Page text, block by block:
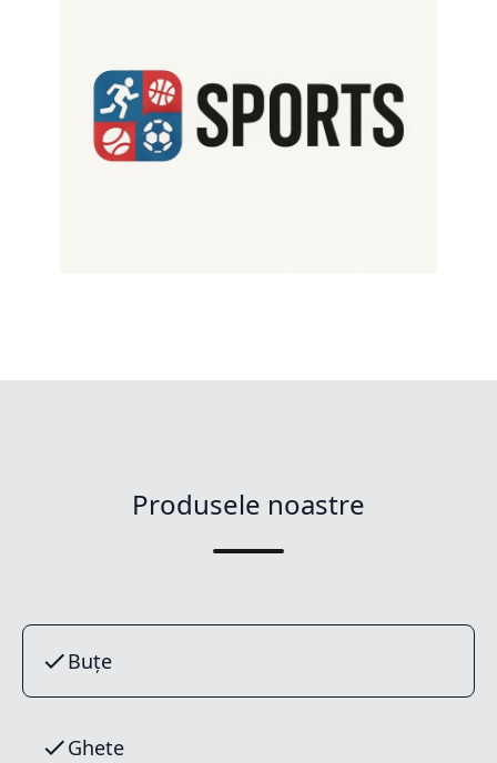
Produsele noastre
Buțe
Ghete